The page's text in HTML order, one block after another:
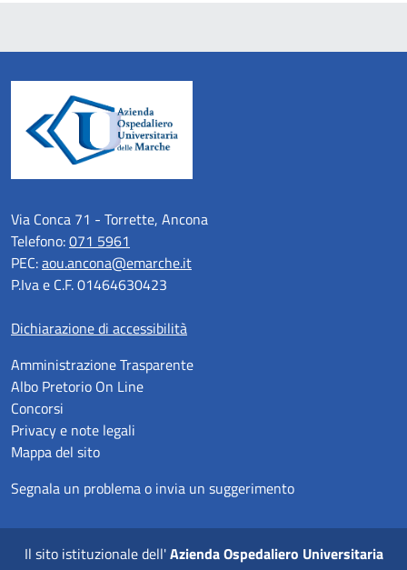
Via Conca 71 - Torrette, Ancona
Telefono:071 5961
PEC:aou.ancona@emarche.it
P.Iva e C.F. 01464630423
Dichiarazione di accessibilità
Amministrazione Trasparente
Albo Pretorio On Line
Concorsi
Privacy e note legali
Mappa del sito
Segnala un problema o invia un suggerimento
Il sito istituzionale dell'Azienda Ospedaliero Universitaria